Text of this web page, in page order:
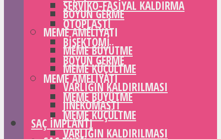
BOYUN GERME
MEME AMELIYATI
MEME BÜYÜTME
MEME KÜÇÜLTME
VARLIĞIN KALDIRILMASI
JINEKOMASTI
SAÇ IMPLANTI
SERVIKO-FASIYAL KALDIRMA
OTOPLASTI
BIŞEKTOMI
BOYUN GERME
MEME AMELIYATI
MEME BÜYÜTME
MEME KÜÇÜLTME
VARLIĞIN KALDIRILMASI